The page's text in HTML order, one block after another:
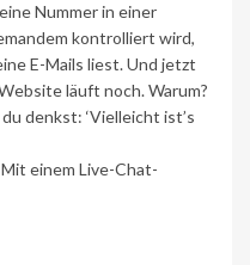
Nummer in einer
kontrolliert wird,
E-Mails liest. Und jetzt
läuft noch. Warum?
denkst: ‘Vielleicht ist’s
einem Live-Chat-